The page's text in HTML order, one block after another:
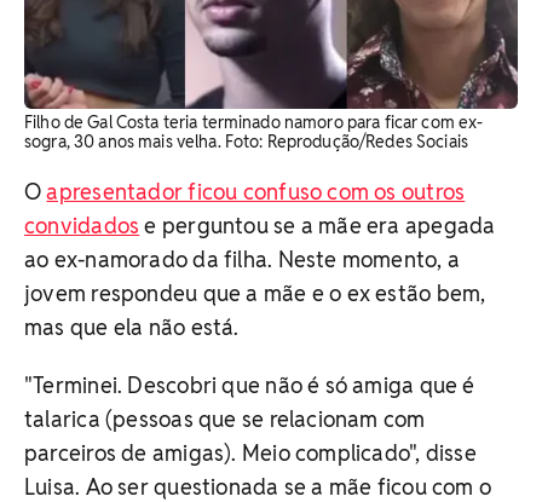
Filho de Gal Costa teria terminado namoro para ficar com ex-
sogra, 30 anos mais velha. Foto: Reprodução/Redes Sociais
Oapresentador ficou confuso com os outros
convidados e perguntou se a mãe era apegada
ao ex-namorado da filha. Neste momento, a
jovem respondeu que a mãe e o ex estão bem,
mas que ela não está.
"Terminei. Descobri que não é só amiga que é
talarica (pessoas que se relacionam com
parceiros de amigas). Meio complicado", disse
Luisa. Ao ser questionada se a mãe ficou com o